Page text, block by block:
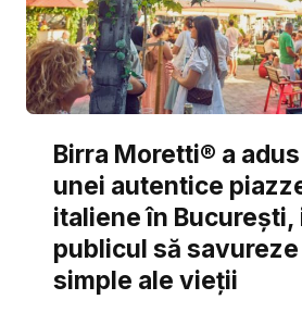
Birra Moretti® a
unei autentice
italiene în
publicul să
simple ale vieții